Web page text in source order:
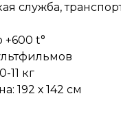
служба,
+600 t°
11 кг
192 х 142 см